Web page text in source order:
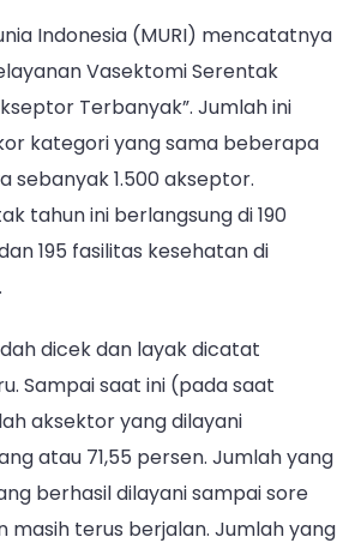
Indonesia (MURI) mencatatnya
Vasektomi Serentak
Terbanyak”. Jumlah ini
kategori yang sama beberapa
sebanyak 1.500 akseptor.
tahun ini berlangsung di 190
195 fasilitas kesehatan di
dicek dan layak dicatat
Sampai saat ini (pada saat
aksektor yang dilayani
atau 71,55 persen. Jumlah yang
berhasil dilayani sampai sore
masih terus berjalan. Jumlah yang